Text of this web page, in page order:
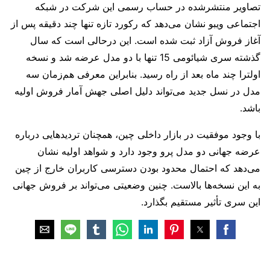
تصاویر منتشرشده در حساب رسمی این شرکت در شبکه
اجتماعی ویبو نشان می‌دهد که رکورد تازه تنها چند دقیقه پس از
آغاز فروش آزاد ثبت شده است. این درحالی است که سال
گذشته سری شیائومی 15 تنها با دو مدل عرضه شد و نسخه
اولترا چند ماه بعد از راه رسید. بنابراین معرفی هم‌زمان سه
مدل در نسل جدید می‌تواند دلیل اصلی جهش آمار فروش اولیه
باشد.
با وجود موفقیت در بازار داخلی چین، همچنان تردیدهایی درباره
عرضه جهانی دو مدل پرو وجود دارد و شواهد اولیه نشان
می‌دهد که احتمال محدود بودن دسترسی کاربران خارج از چین
به این نسخه‌ها بالاست. چنین وضعیتی می‌تواند بر فروش جهانی
این سری تأثیر مستقیم بگذارد.